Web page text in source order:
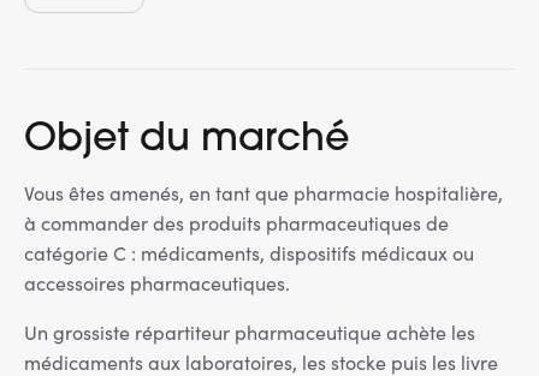
Objet du marché
Vous êtes amenés, en tant que pharmacie hospitalière,
à commander des produits pharmaceutiques de
catégorie C : médicaments, dispositifs médicaux ou
accessoires pharmaceutiques.
Un grossiste répartiteur pharmaceutique achète les
médicaments aux laboratoires, les stocke puis les livre